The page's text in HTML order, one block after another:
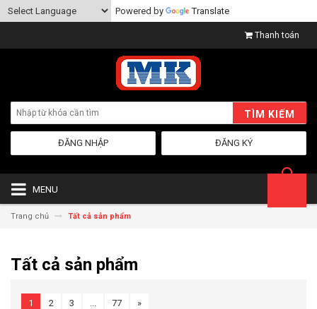
Powered by Translate
Thanh toán
TÌM KIẾM
ĐĂNG KÝ
ĐĂNG NHẬP
MENU
Trang chủ Tất cả sản phẩm
Tất cả sản phẩm
1 2 3 ... 77 »